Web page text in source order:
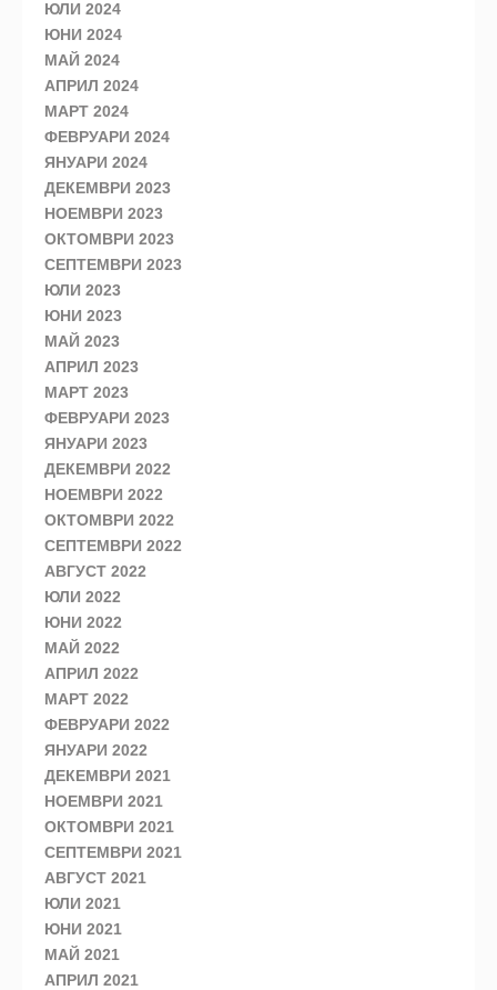
ЮЛИ 2024
ЮНИ 2024
МАЙ 2024
АПРИЛ 2024
МАРТ 2024
ФЕВРУАРИ 2024
ЯНУАРИ 2024
ДЕКЕМВРИ 2023
НОЕМВРИ 2023
ОКТОМВРИ 2023
СЕПТЕМВРИ 2023
ЮЛИ 2023
ЮНИ 2023
МАЙ 2023
АПРИЛ 2023
МАРТ 2023
ФЕВРУАРИ 2023
ЯНУАРИ 2023
ДЕКЕМВРИ 2022
НОЕМВРИ 2022
ОКТОМВРИ 2022
СЕПТЕМВРИ 2022
АВГУСТ 2022
ЮЛИ 2022
ЮНИ 2022
МАЙ 2022
АПРИЛ 2022
МАРТ 2022
ФЕВРУАРИ 2022
ЯНУАРИ 2022
ДЕКЕМВРИ 2021
НОЕМВРИ 2021
ОКТОМВРИ 2021
СЕПТЕМВРИ 2021
АВГУСТ 2021
ЮЛИ 2021
ЮНИ 2021
МАЙ 2021
АПРИЛ 2021